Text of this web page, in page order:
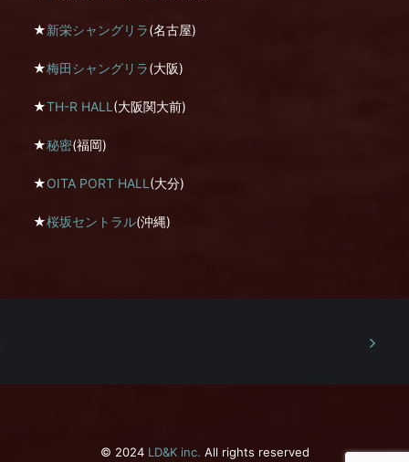
★新栄シャングリラ(名古屋)
★梅田シャングリラ(大阪)
★TH-R HALL (大阪関大前)
★秘密(福岡)
★OITA PORT HALL (大分)
★桜坂セントラル(沖縄)
© 2024 LD&K inc. All rights reserved